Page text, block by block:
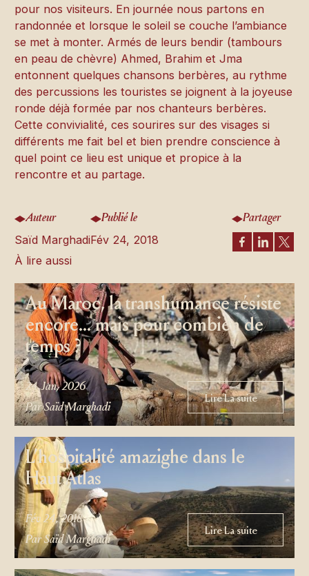
pour nos visiteurs. En journée nous partons en
randonnée et lorsque le soleil se couche l’ambiance
se met à monter. Armés de leurs bendir (tambours
en peau de chèvre) Ahmed, Brahim et Jma
entonnent quelques chansons berbères, au rythme
des percussions les touristes se joignent à la joyeuse
ronde déjà formée par nos chanteurs berbères.
Cette convivialité, ces sourires sur des visages si
différents me fait bel et bien prendre conscience à
quel point ce lieu est unique et propice à la
rencontre et au partage.
Auteur
Saïd Marghadi
Publié le
Fév 24, 2018
Partager
À lire aussi
Au Maroc, la transhumance résiste
encore… mais pour combien de
temps ?
24 Jan, 2026
Par Saïd Marghadi
Lire La suite
Lire La suite
L’hospitalité amazighe dans le
Haut Atlas
Fév 24, 2018
Par Saïd Marghadi
Lire La suite
Lire La suite